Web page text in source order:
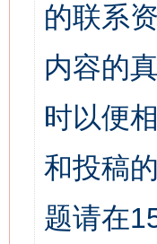
的联系
内容的
时以便
和投稿
题请在